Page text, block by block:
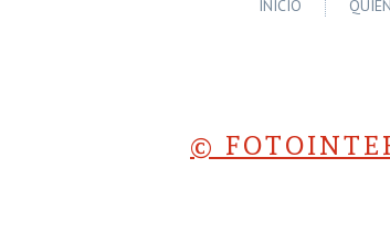
INICIO
©